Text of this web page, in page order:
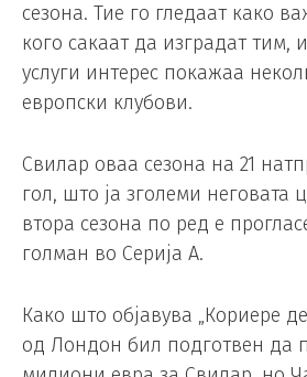
сезона. Тие го гледаат како
кого сакаат да изградат тим,
услуги интерес покажаа
европски клубови.
Свилар оваа сезона на 21
гол, што ја зголеми неговата
втора сезона по ред е
голман во Серија А.
Како што објавува „Кориере
од Лондон бил подготвен да